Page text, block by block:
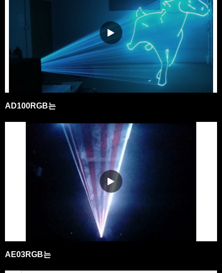
AD100RGB는
AE03RGB는